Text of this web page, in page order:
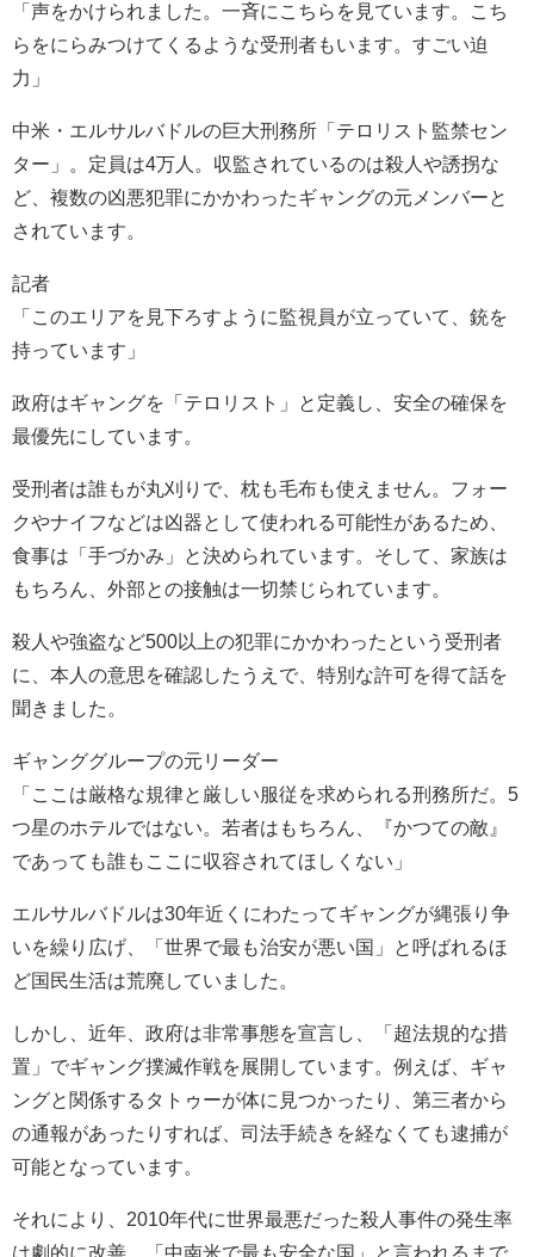
「声をかけられました。一斉にこちらを見ています。こち
らをにらみつけてくるような受刑者もいます。すごい迫
力」
中米・エルサルバドルの巨大刑務所「テロリスト監禁セン
ター」。定員は4万人。収監されているのは殺人や誘拐な
ど、複数の凶悪犯罪にかかわったギャングの元メンバーと
されています。
記者
「このエリアを見下ろすように監視員が立っていて、銃を
持っています」
政府はギャングを「テロリスト」と定義し、安全の確保を
最優先にしています。
受刑者は誰もが丸刈りで、枕も毛布も使えません。フォー
クやナイフなどは凶器として使われる可能性があるため、
食事は「手づかみ」と決められています。そして、家族は
もちろん、外部との接触は一切禁じられています。
殺人や強盗など500以上の犯罪にかかわったという受刑者
に、本人の意思を確認したうえで、特別な許可を得て話を
聞きました。
ギャンググループの元リーダー
「ここは厳格な規律と厳しい服従を求められる刑務所だ。5
つ星のホテルではない。若者はもちろん、『かつての敵』
であっても誰もここに収容されてほしくない」
エルサルバドルは30年近くにわたってギャングが縄張り争
いを繰り広げ、「世界で最も治安が悪い国」と呼ばれるほ
ど国民生活は荒廃していました。
しかし、近年、政府は非常事態を宣言し、「超法規的な措
置」でギャング撲滅作戦を展開しています。例えば、ギャ
ングと関係するタトゥーが体に見つかったり、第三者から
の通報があったりすれば、司法手続きを経なくても逮捕が
可能となっています。
それにより、2010年代に世界最悪だった殺人事件の発生率
は劇的に改善。「中南米で最も安全な国」と言われるまで